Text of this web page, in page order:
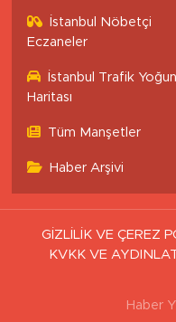
İstanbul Nöbetçi
Eczaneler
İstanbul Trafik
Haritası
Tüm Manşetler
Haber Arşivi
GİZLİLİK VE ÇEREZ
KVKK VE
Haber